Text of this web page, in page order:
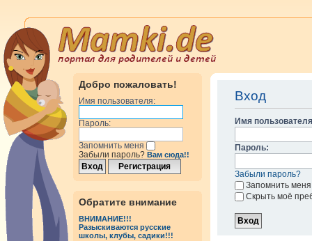
Добро пожаловать!
Имя пользователя:
Пароль:
Запомнить меня
Забыли пароль? Вам сюда!!
Обратите внимание
ВНИМАНИЕ!!!
Разыскиваются русские
школы, клубы, садики!!!
Вход
Имя
Пароль:
Забыли пароль?
Запомнить меня
Скрыть моё